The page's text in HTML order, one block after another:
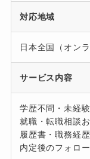
対応地域
日本全国（オン
サービス内容
学歴不問・未経
就職・転職相談
履歴書・職務経
内定後のフォロ